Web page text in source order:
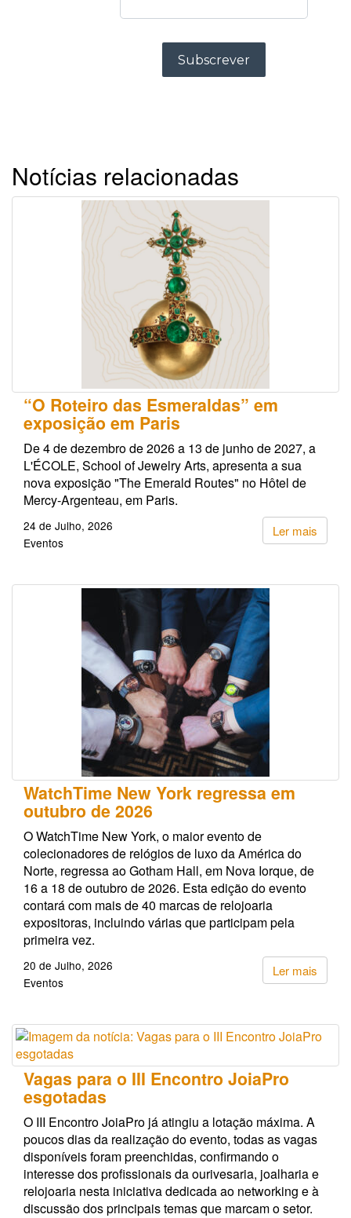
Notícias relacionadas
“O Roteiro das Esmeraldas” em
exposição em Paris
De 4 de dezembro de 2026 a 13 de junho de 2027, a
L'ÉCOLE, School of Jewelry Arts, apresenta a sua
nova exposição "The Emerald Routes" no Hôtel de
Mercy-Argenteau, em Paris.
Ler mais
24 de Julho, 2026
Eventos
WatchTime New York regressa em
outubro de 2026
O WatchTime New York, o maior evento de
colecionadores de relógios de luxo da América do
Norte, regressa ao Gotham Hall, em Nova Iorque, de
16 a 18 de outubro de 2026. Esta edição do evento
contará com mais de 40 marcas de relojoaria
expositoras, incluindo várias que participam pela
primeira vez.
Ler mais
20 de Julho, 2026
Eventos
Vagas para o III Encontro JoiaPro
esgotadas
O III Encontro JoiaPro já atingiu a lotação máxima. A
poucos dias da realização do evento, todas as vagas
disponíveis foram preenchidas, confirmando o
interesse dos profissionais da ourivesaria, joalharia e
relojoaria nesta iniciativa dedicada ao networking e à
discussão dos principais temas que marcam o setor.